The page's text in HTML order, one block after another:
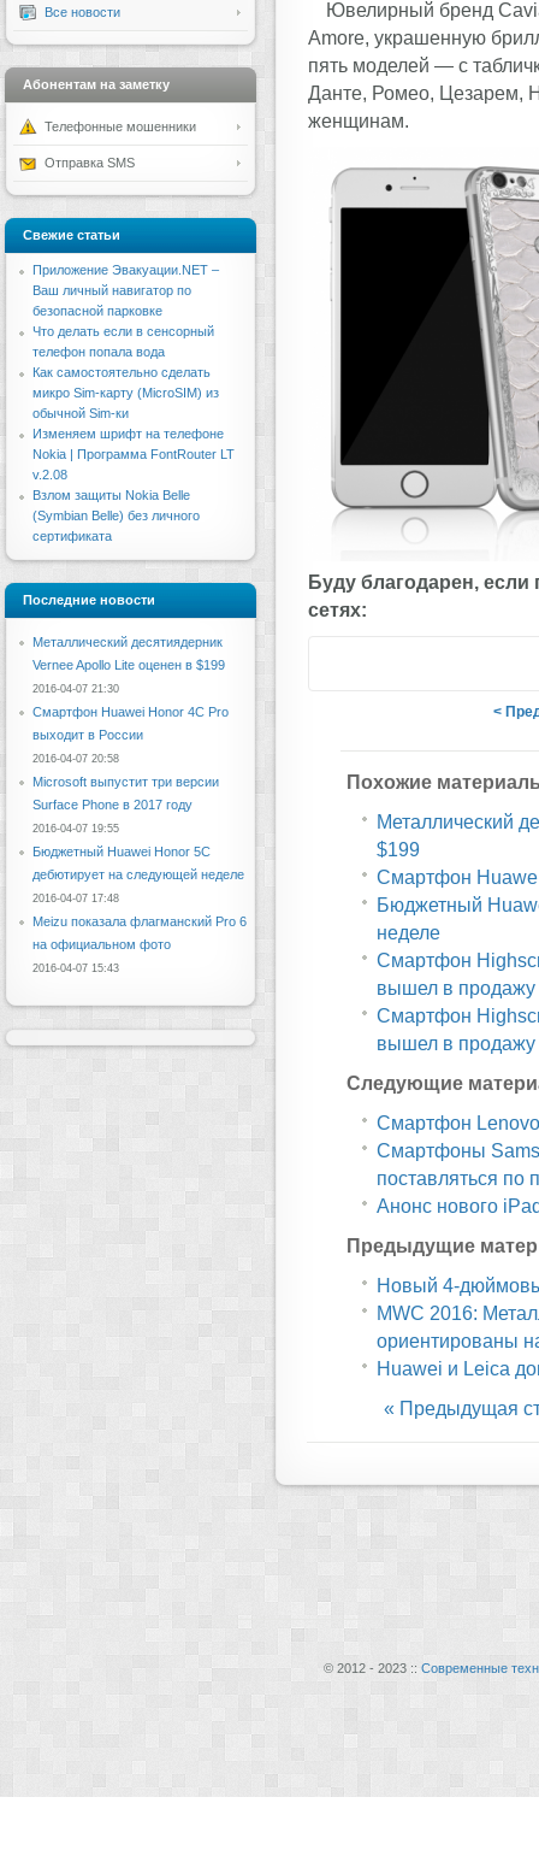
Ювелирный бренд
Amore, украшенную
пять моделей — с
Данте, Ромео, Цезарем,
женщинам.
Буду благодарен, если
сетях:
<
Похожие
Металлический
$199
Смартфон
Бюджетный
неделе
Смартфон
вышел в продажу
Смартфон
вышел в продажу
Следующие
Смартфон
Смартфоны
поставляться по
Анонс нового
Предыдущие
Новый 4-
MWC 2016:
ориентированы
Huawei и Leica
« Предыдущая
Все новости
Абонентам на заметку
Телефонные мошенники
Отправка SMS
Свежие статьи
Приложение Эвакуации.NET –
Ваш личный навигатор по
безопасной парковке
Что делать если в сенсорный
телефон попала вода
Как самостоятельно сделать
микро Sim-карту (MicroSIM) из
обычной Sim-ки
Изменяем шрифт на телефоне
Nokia | Программа FontRouter LT
v.2.08
Взлом защиты Nokia Belle
(Symbian Belle) без личного
сертификата
Последние новости
Металлический десятиядерник
Vernee Apollo Lite оценен в $199
2016-04-07 21:30
Смартфон Huawei Honor 4C Pro
выходит в России
2016-04-07 20:58
Microsoft выпустит три версии
Surface Phone в 2017 году
2016-04-07 19:55
Бюджетный Huawei Honor 5C
дебютирует на следующей неделе
2016-04-07 17:48
Meizu показала флагманский Pro 6
на официальном фото
2016-04-07 15:43
© 2012 - 2023 :: Современные